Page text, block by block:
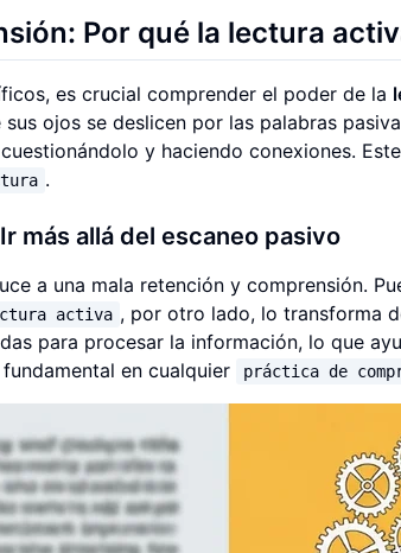
Por qué la lectura
es crucial comprender el poder de la
ojos se deslicen por las palabras
y haciendo conexiones.
.
más allá del escaneo pasivo
a una mala retención y comprensión.
activa , por otro lado, lo transforma
para procesar la información, lo que
en cualquier práctica de